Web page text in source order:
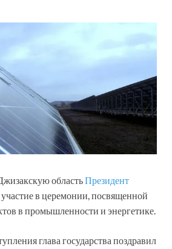
областьПрезидент
в церемонии, посвященной
в промышленности и энергетике.
глава государства поздравил